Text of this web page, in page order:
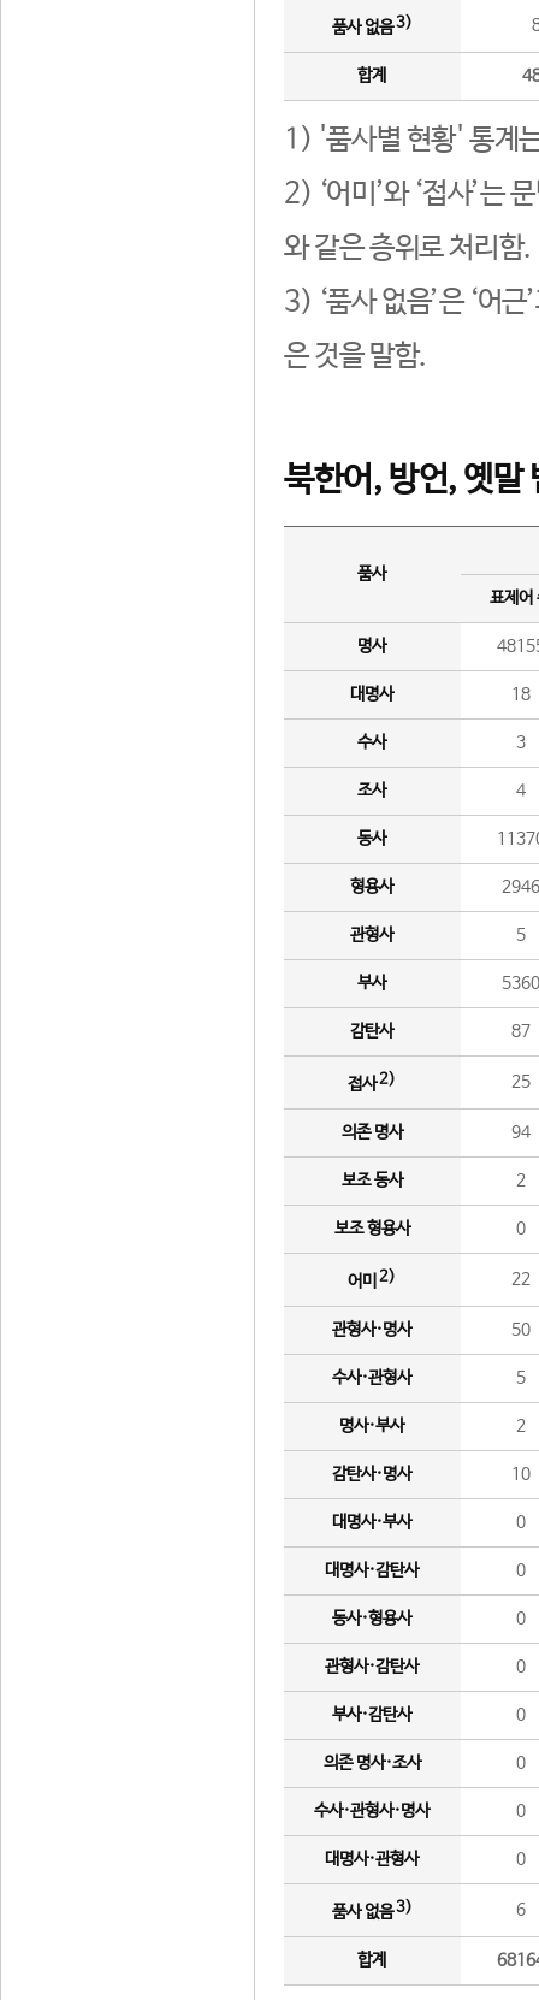
품사 없음3)
합계
1) '품사별 현황' 통계
2) ‘어미’와 ‘접사’는
와 같은 층위로 처리함.
3) ‘품사 없음’은 ‘어
은 것을 말함.
북한어, 방언, 옛말
품사
표제어
명사
대명사 18
수사 3
조사 4
동사
형용사 2946
관형사 5
부사 5360
감탄사 87
접사2) 25
의존 명사 94
보조 동사 2
보조 형용사 0
어미 2) 22
관형사·명사 50
수사·관형사 5
명사·부사 2
감탄사·명사 10
대명사·부사 0
대명사·감탄사 0
동사·형용사 0
관형사·감탄사 0
부사·감탄사 0
의존 명사·조사 0
수사·관형사·명사 0
대명사·관형사 0
품사 없음3) 6
합계